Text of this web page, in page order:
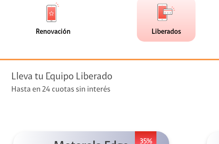
+ Telefonía
streaming
de
faceta
Renovación
(0)
faceta
Liberados
Lleva tu Equipo Liberado
Hasta en 24 cuotas sin interés
35%